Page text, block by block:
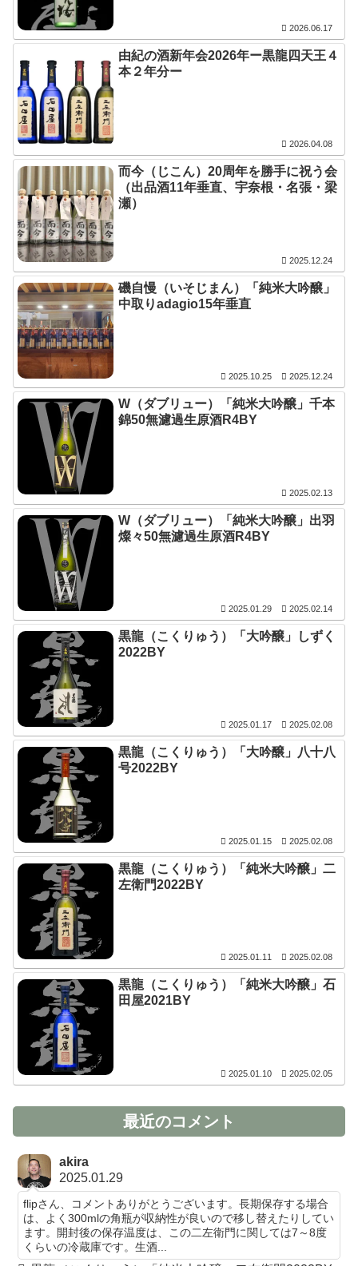
2026.06.17
由紀の酒新年会2026年ー黒龍四天王４
本２年分ー
2026.04.08
而今（じこん）20周年を勝手に祝う会
（出品酒11年垂直、宇奈根・名張・梁
瀬）
2025.12.24
磯自慢（いそじまん）「純米大吟醸」
中取りadagio15年垂直
2025.10.25 2025.12.24
W（ダブリュー）「純米大吟醸」千本
錦50無濾過生原酒R4BY
2025.02.13
W（ダブリュー）「純米大吟醸」出羽
燦々50無濾過生原酒R4BY
2025.01.29 2025.02.14
黒龍（こくりゅう）「大吟醸」しずく
2022BY
2025.01.17 2025.02.08
黒龍（こくりゅう）「大吟醸」八十八
号2022BY
2025.01.15 2025.02.08
黒龍（こくりゅう）「純米大吟醸」二
左衛門2022BY
2025.01.11 2025.02.08
黒龍（こくりゅう）「純米大吟醸」石
田屋2021BY
2025.01.10 2025.02.05
最近のコメント
akira
2025.01.29
flipさん、コメントありがとうございます。長期保存する場合
は、よく300mlの角瓶が収納性が良いので移し替えたりしてい
ます。開封後の保存温度は、この二左衛門に関しては7～8度
くらいの冷蔵庫です。生酒...